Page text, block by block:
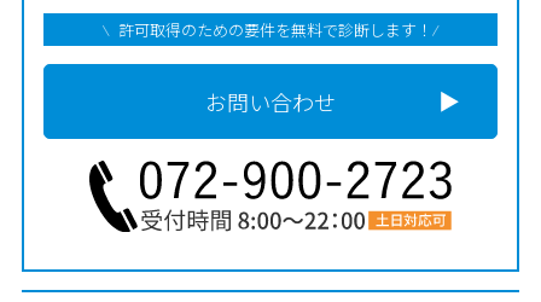
許可取得のための要件を無料で診断します！
お問い合わせ